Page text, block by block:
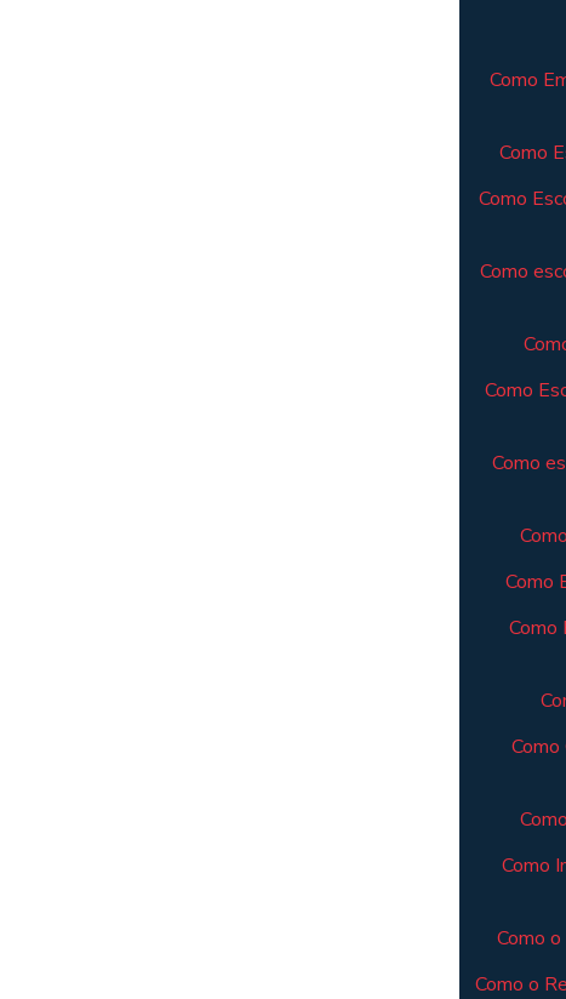
Como
Como
Como
Como
Como
Como
Como
Como
Como
Como
Como o